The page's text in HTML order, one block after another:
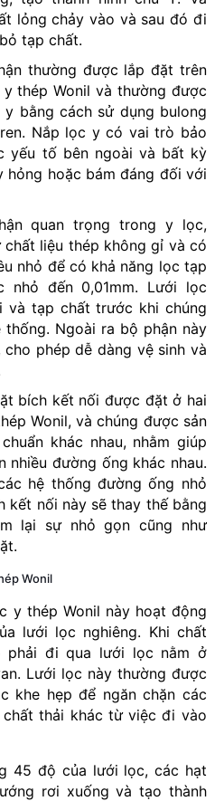
lỏng chảy vào và sau đó đi
tạp chất.
thường được lắp đặt trên
y thép Wonil và thường được
bằng cách sử dụng bulong
Nắp lọc y có vai trò bảo
yếu tố bên ngoài và bất kỳ
hỏng hoặc bám đáng đối với
quan trọng trong y lọc,
liệu thép không gỉ và có
nhỏ để có khả năng lọc tạp
nhỏ đến 0,01mm. Lưới lọc
và tạp chất trước khi chúng
Ngoài ra bộ phận này
phép dễ dàng vệ sinh và
bích kết nối được đặt ở hai
Wonil, và chúng được sản
khác nhau, nhằm giúp
nhiều đường ống khác nhau.
hệ thống đường ống nhỏ
kết nối này sẽ thay thế bằng
lại sự nhỏ gọn cũng như
Wonil
y thép Wonil này hoạt động
lưới lọc nghiêng. Khi chất
phải đi qua lưới lọc nằm ở
Lưới lọc này thường được
khe hẹp để ngăn chặn các
thải khác từ việc đi vào
45 độ của lưới lọc, các hạt
rơi xuống và tạo thành